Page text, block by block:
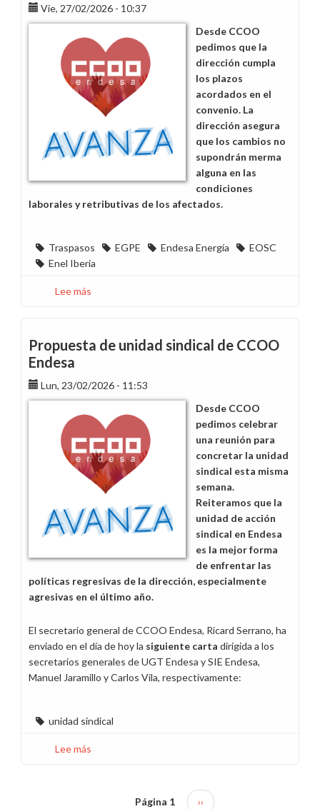
de
Ángel
Orillán
Baquero
Vie, 27/02/2026 - 10:37
Desde CCOO
pedimos que la
dirección cumpla
los plazos
acordados en el
convenio. La
dirección asegura
que los cambios no
supondrán merma
alguna en las
condiciones
laborales y retributivas de los afectados.
Traspasos EGPE Endesa Energía
EOSC
Enel Iberia
Lee más
trabajadores
de
y
Endesa
Energía
Propuesta de unidad sindical de CCOO
Endesa
Lun, 23/02/2026 - 11:53
Desde CCOO
pedimos celebrar
una reunión para
concretar la unidad
sindical esta misma
semana.
Reiteramos que la
unidad de acción
sindical en Endesa
es la mejor forma
de enfrentar las
políticas regresivas de la dirección, especialmente
agresivas en el último año.
El secretario general de CCOO Endesa, Ricard Serrano, ha
enviado en el día de hoy la siguiente carta dirigida a los
secretarios generales de UGT Endesa y SIE Endesa,
Manuel Jaramillo y Carlos Vila, respectivamente:
unidad sindical
Lee más
Página 1
Siguiente
››